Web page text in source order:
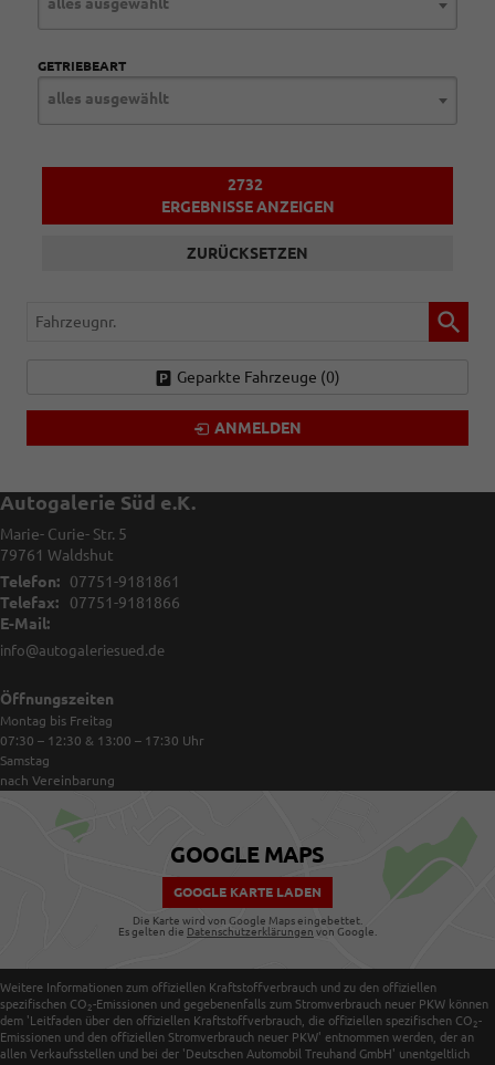
GETRIEBEART
alles ausgewählt
2732
ERGEBNISSE ANZEIGEN
ZURÜCKSETZEN
Fahrzeugnr.
Geparkte Fahrzeuge (0)
ANMELDEN
Autogalerie Süd e.K.
Marie- Curie- Str. 5
79761 Waldshut
Telefon:
07751-9181861
Telefax:
07751-9181866
E-Mail:
info@autogaleriesued.de
Öffnungszeiten
Montag bis Freitag
07:30 – 12:30 & 13:00 – 17:30 Uhr
Samstag
nach Vereinbarung
GOOGLE MAPS
GOOGLE KARTE LADEN
Die Karte wird von Google Maps eingebettet.
Es gelten die Datenschutzerklärungen von Google.
Weitere Informationen zum offiziellen Kraftstoffverbrauch und zu den offiziellen
spezifischen CO 2-Emissionen und gegebenenfalls zum Stromverbrauch neuer PKW können
dem 'Leitfaden über den offiziellen Kraftstoffverbrauch, die offiziellen spezifischen CO 2-
Emissionen und den offiziellen Stromverbrauch neuer PKW' entnommen werden, der an
allen Verkaufsstellen und bei der 'Deutschen Automobil Treuhand GmbH' unentgeltlich